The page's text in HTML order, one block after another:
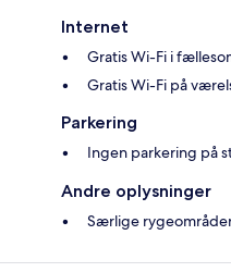
Internet
Gratis Wi-Fi i
Gratis Wi-Fi på
Parkering
Ingen parkering på
Andre oplysninger
Særlige